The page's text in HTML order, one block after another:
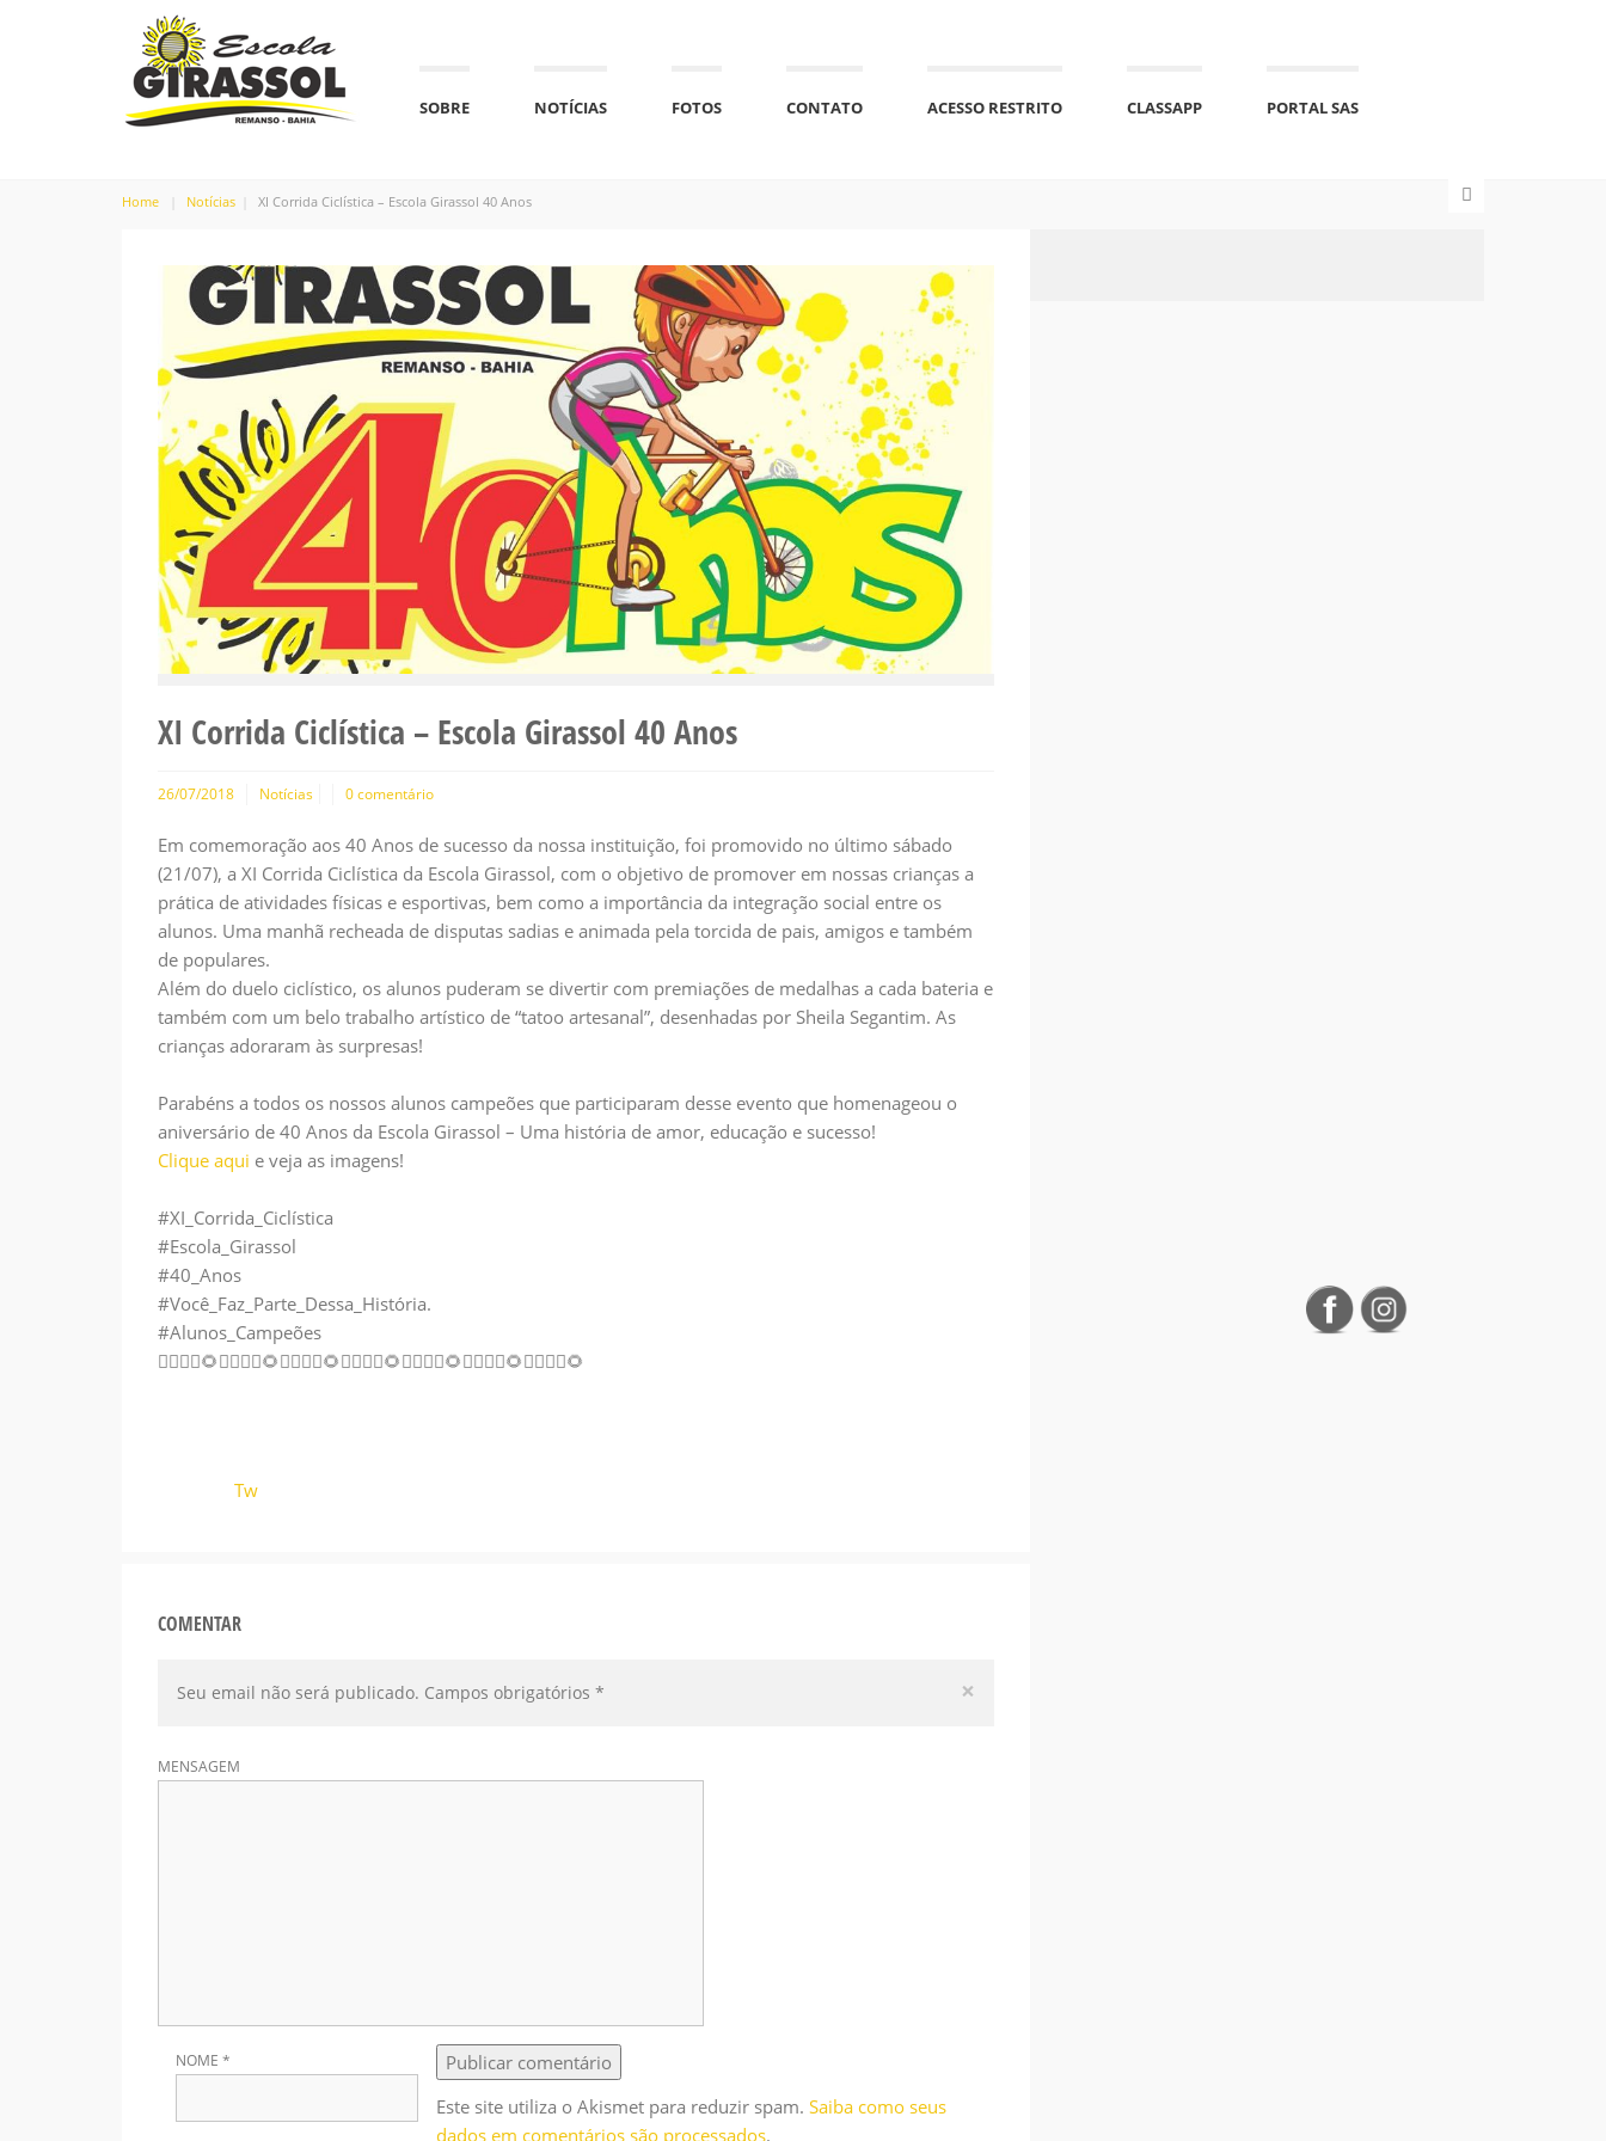
SOBRE NOTÍCIAS FOTOS CONTATO ACESSO RESTRITO CLASSAPP PORTAL SAS
Home Notícias XI Corrida Ciclística – Escola Girassol 40 Anos
XI Corrida Ciclística – Escola Girassol 40 Anos
26/07/2018 Notícias 0 comentário
Em comemoração aos 40 Anos de sucesso da nossa instituição, foi promovido no último sábado
(21/07), a XI Corrida Ciclística da Escola Girassol, com o objetivo de promover em nossas crianças a
prática de atividades físicas e esportivas, bem como a importância da integração social entre os
alunos. Uma manhã recheada de disputas sadias e animada pela torcida de pais, amigos e também
de populares.
Além do duelo ciclístico, os alunos puderam se divertir com premiações de medalhas a cada bateria e
também com um belo trabalho artístico de “tatoo artesanal”, desenhadas por Sheila Segantim. As
crianças adoraram às surpresas!
Parabéns a todos os nossos alunos campeões que participaram desse evento que homenageou o
aniversário de 40 Anos da Escola Girassol – Uma história de amor, educação e sucesso!
Clique aqui e veja as imagens!
#XI_Corrida_Ciclística
#Escola_Girassol
#40_Anos
#Você_Faz_Parte_Dessa_História.
#Alunos_Campeões
🚴‍♂️🚴‍♀️🌻🚴‍♂️🚴‍♀️🌻🚴‍♂️🚴‍♀️🌻🚴‍♂️🚴‍♀️🌻🚴‍♂️🚴‍♀️🌻🚴‍♂️🚴‍♀️🌻🚴‍♂️🚴‍♀️🌻
Tw
COMENTAR
×
Seu email não será publicado. Campos obrigatórios *
MENSAGEM
NOME *
Este site utiliza o Akismet para reduzir spam.Saiba como seus
dados em comentários são processados.